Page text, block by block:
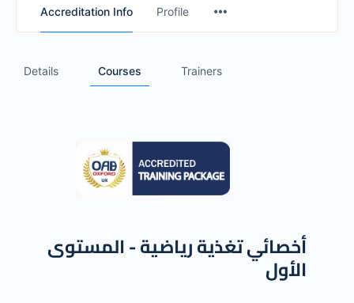
Accreditation Info Profile
Details Courses Trainers
أخصائي تغذية رياضية - المستوى
الأول